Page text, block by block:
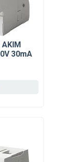
AKIM
30mA